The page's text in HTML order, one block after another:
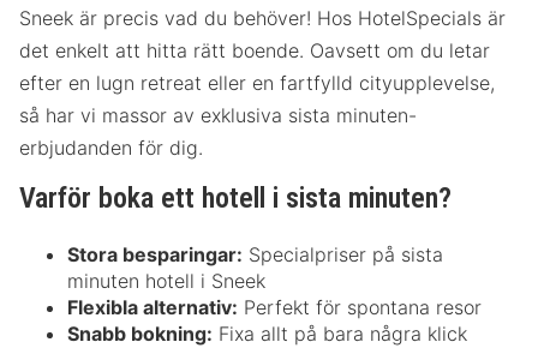
Sneek är precis vad du behöver! Hos HotelSpecials är
det enkelt att hitta rätt boende. Oavsett om du letar
efter en lugn retreat eller en fartfylld cityupplevelse,
så har vi massor av exklusiva sista minuten-
erbjudanden för dig.
Varför boka ett hotell i sista minuten?
Stora besparingar: Specialpriser på sista
minuten hotell i Sneek
Flexibla alternativ: Perfekt för spontana resor
Snabb bokning: Fixa allt på bara några klick